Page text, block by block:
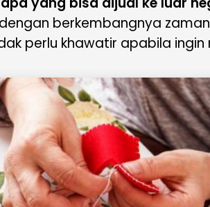
berkembangnya
perlu khawatir apabila